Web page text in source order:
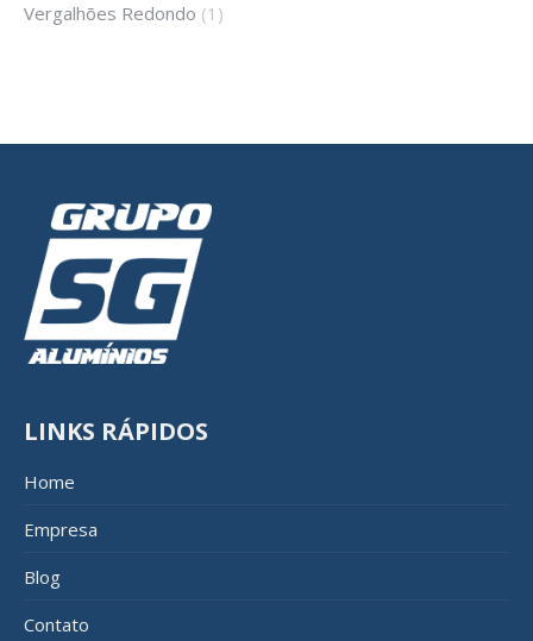
Vergalhões Redondo (1)
LINKS RÁPIDOS
Home
Empresa
Blog
Contato